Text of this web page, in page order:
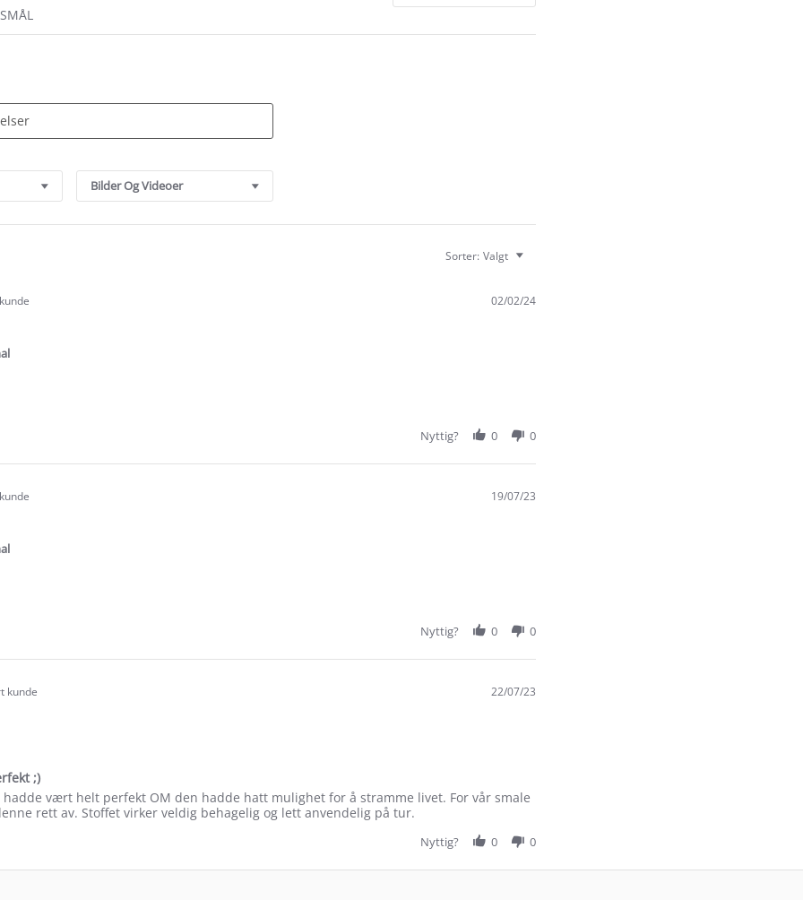
Bilder Og Videoer
Sorter: Valgt
02/02/24
Nyttig? 0 0
19/07/23
Nyttig? 0 0
kunde 22/07/23
;)
hadde vært helt perfekt OM den hadde hatt mulighet for å stramme livet. For vår smale
rett av. Stoffet virker veldig behagelig og lett anvendelig på tur.
Nyttig? 0 0